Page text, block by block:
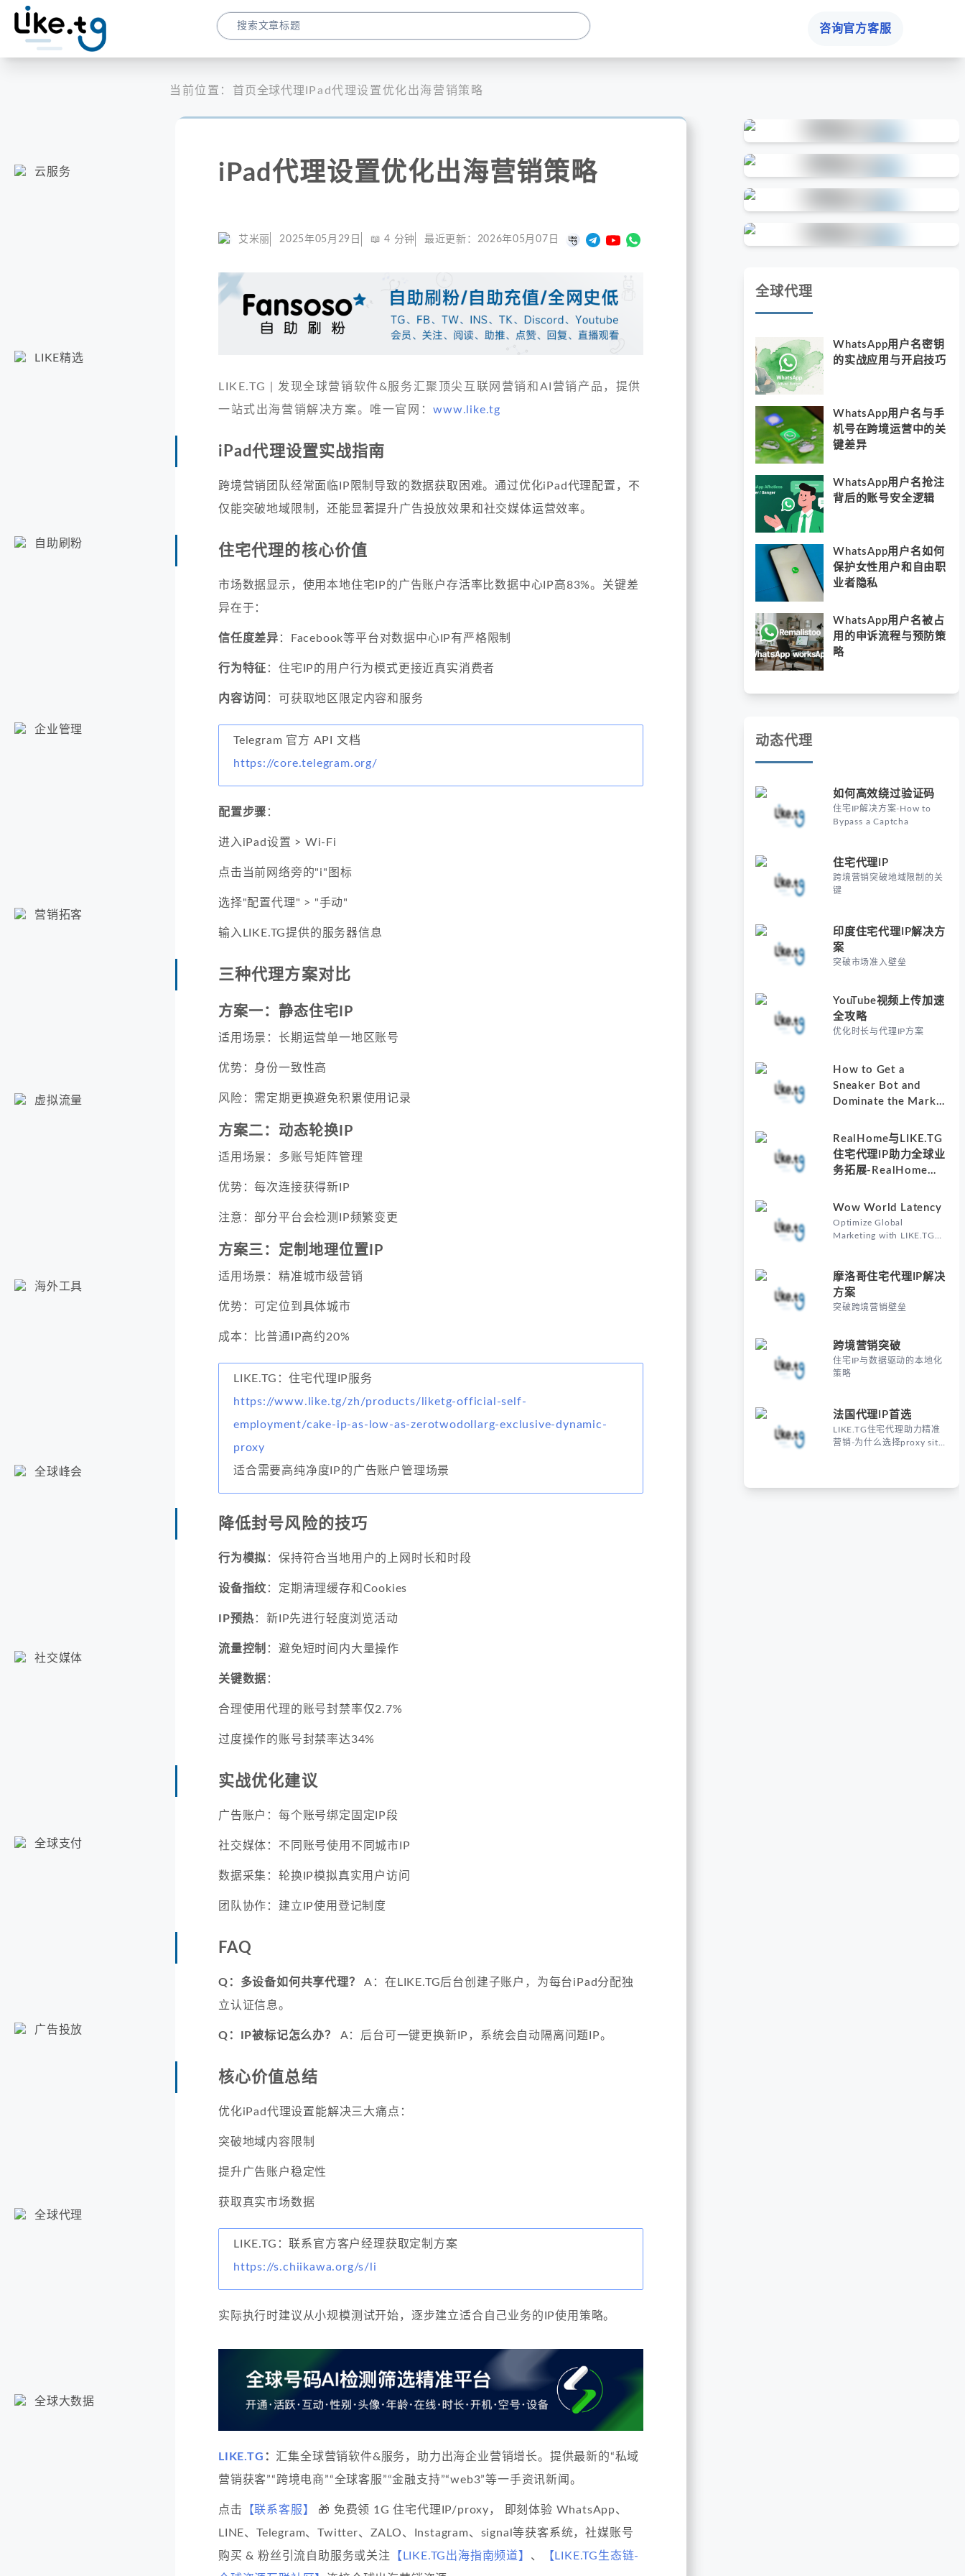
咨询官方客服
云服务
LIKE精选
自助刷粉
企业管理
营销拓客
虚拟流量
海外工具
全球峰会
社交媒体
全球支付
广告投放
全球代理
全球大数据
当前位置： 首页全球代理 IPad代理设置优化出海营销策略
iPad代理设置优化出海营销策略
艾米丽 2025年05月29日 📖4 分钟 最近更新： 2026年05月07日
LIKE.TG | 发现全球营销软件&服务汇聚顶尖互联网营销和AI营销产品，提供
一站式出海营销解决方案。唯一官网：www.like.tg
iPad代理设置实战指南
跨境营销团队经常面临IP限制导致的数据获取困难。通过优化iPad代理配置，不
仅能突破地域限制，还能显著提升广告投放效果和社交媒体运营效率。
住宅代理的核心价值
市场数据显示，使用本地住宅IP的广告账户存活率比数据中心IP高83%。关键差
异在于：
信任度差异 ：Facebook等平台对数据中心IP有严格限制
行为特征 ：住宅IP的用户行为模式更接近真实消费者
内容访问 ：可获取地区限定内容和服务
Telegram 官方 API 文档
https://core.telegram.org/
配置步骤 ：
进入iPad设置 > Wi-Fi
点击当前网络旁的"i"图标
选择"配置代理" > "手动"
输入LIKE.TG提供的服务器信息
三种代理方案对比
方案一：静态住宅IP
适用场景：长期运营单一地区账号
优势：身份一致性高
风险：需定期更换避免积累使用记录
方案二：动态轮换IP
适用场景：多账号矩阵管理
优势：每次连接获得新IP
注意：部分平台会检测IP频繁变更
方案三：定制地理位置IP
适用场景：精准城市级营销
优势：可定位到具体城市
成本：比普通IP高约20%
LIKE.TG：住宅代理IP服务
https://www.like.tg/zh/products/liketg-official-self-
employment/cake-ip-as-low-as-zerotwodollarg-exclusive-dynamic-
proxy
适合需要高纯净度IP的广告账户管理场景
降低封号风险的技巧
行为模拟 ：保持符合当地用户的上网时长和时段
设备指纹 ：定期清理缓存和Cookies
IP预热：新IP先进行轻度浏览活动
流量控制 ：避免短时间内大量操作
关键数据 ：
合理使用代理的账号封禁率仅2.7%
过度操作的账号封禁率达34%
实战优化建议
广告账户：每个账号绑定固定IP段
社交媒体：不同账号使用不同城市IP
数据采集：轮换IP模拟真实用户访问
团队协作：建立IP使用登记制度
FAQ
Q：多设备如何共享代理？
A：在LIKE.TG后台创建子账户，为每台iPad分配独
立认证信息。
Q：IP被标记怎么办？ A：后台可一键更换新IP，系统会自动隔离问题IP。
核心价值总结
优化iPad代理设置能解决三大痛点：
突破地域内容限制
提升广告账户稳定性
获取真实市场数据
LIKE.TG：联系官方客户经理获取定制方案
https://s.chiikawa.org/s/li
实际执行时建议从小规模测试开始，逐步建立适合自己业务的IP使用策略。
LIKE.TG ： 汇集全球营销软件&服务，助力出海企业营销增长。提供最新的“私域
营销获客”“跨境电商”“全球客服”“金融支持”“web3”等一手资讯新闻。
点击 【联系客服】
🎁 免费领 1G 住宅代理IP/proxy， 即刻体验 WhatsApp、
LINE、Telegram、Twitter、ZALO、Instagram、signal等获客系统，社媒账号
购买 & 粉丝引流自助服务或关注
【LIKE.TG出海指南频道】 、
【LIKE.TG生态链-
全球代理
WhatsApp用户名密钥
的实战应用与开启技巧
WhatsApp用户名与手
机号在跨境运营中的关
键差异
WhatsApp用户名抢注
背后的账号安全逻辑
WhatsApp用户名如何
保护女性用户和自由职
业者隐私
WhatsApp用户名被占
用的申诉流程与预防策
略
动态代理
如何高效绕过验证码
住宅IP解决方案-How to
Bypass a Captcha
住宅代理IP
跨境营销突破地域限制的关
键
印度住宅代理IP解决方
案
突破市场准入壁垒
YouTube视频上传加速
全攻略
优化时长与代理IP方案
How to Get a
Sneaker Bot and
Dominate the Market
Proxies-Why
Understanding How
to Get a Sneaker Bot
RealHome与LIKE.TG
住宅代理IP助力全球业
务拓展-RealHome
Solutions Inc的核心价
值
Wow World Latency
Optimize Global
Marketing with LIKE.TG
Marketing
摩洛哥住宅代理IP解决
方案
突破跨境营销壁垒
跨境营销突破
住宅IP与数据驱动的本地化
策略
法国代理IP首选
LIKE.TG住宅代理助力精准
营销-为什么选择proxy site